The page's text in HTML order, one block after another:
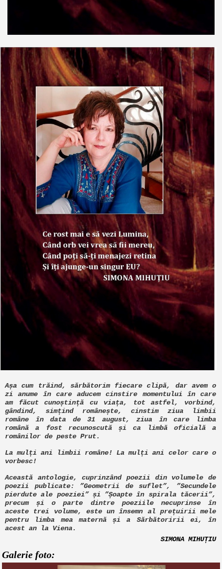
Așa cum trăind, sărbătorim fiecare clipă, dar avem o
zi anume în care aducem cinstire momentului în care
am făcut cunoștință cu viața, tot astfel, vorbind,
gândind, simțind românește, cinstim ziua limbii
române în data de 31 august, ziua în care limba
română a fost recunoscută și ca limbă oficială a
românilor de peste Prut.
La mulți ani limbii române! La mulți ani celor care o
vorbesc!
Această antologie, cuprinzând poezii din volumele de
poezii publicate: ”Geometrii de suflet”, ”Secundele
pierdute ale poeziei” și ”Șoapte în spirala tăcerii”,
precum și o parte dintre poeziile necuprinse în
aceste trei volume, este un însemn al prețuirii mele
pentru limba mea maternă și a Sărbătoririi ei, în
acest an la Viena.
SIMONA MIHUȚIU
Galerie foto: